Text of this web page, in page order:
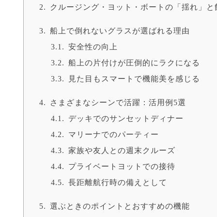
クルージング・ヨット・ボートの「揺れ」と
船上で倒れないグラスが選ばれる理由
安全性の向上
船上の片付けが圧倒的にラクになる
見た目もスマートで機能美を感じる
さまざまなシーンで活躍：活用例5選
デッキでのサンセットディナー
マリーナでのパーティー
家族や友人との週末クルーズ
プライベートヨットでの接待
長距離航行時の備えとして
選ぶときのポイントとおすすめの機能